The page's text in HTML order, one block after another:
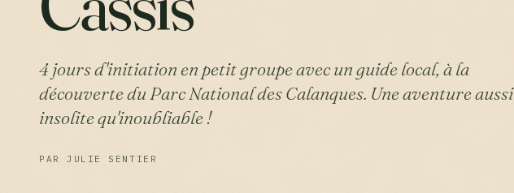
4 jours d'initiation en petit groupe avec un guide local, à la
découverte du Parc National des Calanques. Une aventure aussi
insolite qu'inoubliable !
PAR JULIE SENTIER